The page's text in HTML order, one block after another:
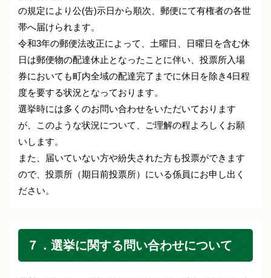
の規定により公(告)示日から順次、郵便にて有権者の各世
帯へ届けられます。
令和3年の郵便法改正によって、土曜日、日曜日を含む休
日は郵便物の配達休止となったことに伴い、投票所入場
券においても町内全域の配達完了までに休日を除き4日程
度を要する状況となっております。
選挙時には多くのお問い合わせをいただいております
が、このような状況について、ご理解の程よろしくお願
いします。
また、届いていない方や紛失された方も投票ができます
ので、投票所（期日前投票所）にいる係員にお申し出く
ださい。
７．選挙に関する問い合わせについて